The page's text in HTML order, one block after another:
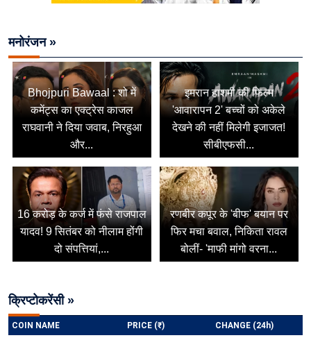
मनोरंजन »
Bhojpuri Bawaal : शो में
कमेंट्स का एक्ट्रेस काजल
राघवानी ने दिया जवाब, निरहुआ
और...
इमरान हाशमी की फिल्म
'आवारापन 2' बच्चों को अकेले
देखने की नहीं मिलेगी इजाजत!
सीबीएफसी...
16 करोड़ के कर्ज में फंसे राजपाल
यादव! 9 सितंबर को नीलाम होंगी
दो संपत्तियां,...
रणबीर कपूर के 'बीफ' बयान पर
फिर मचा बवाल, निकिता रावल
बोलीं- 'माफी मांगो वरना...
क्रिप्टोकरेंसी »